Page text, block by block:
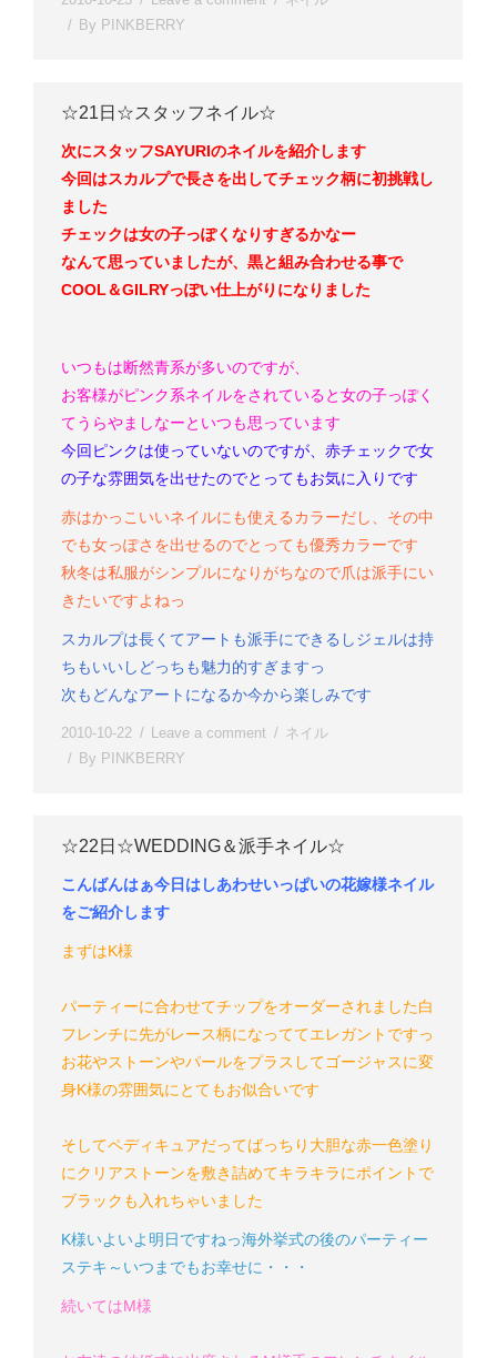
By PINKBERRY
☆21日☆スタッフネイル☆
次にスタッフSAYURIのネイルを紹介します
今回はスカルプで長さを出してチェック柄に初挑戦し
ました
チェックは女の子っぽくなりすぎるかなー
なんて思っていましたが、黒と組み合わせる事で
COOL＆GILRYっぽい仕上がりになりました
いつもは断然青系が多いのですが、
お客様がピンク系ネイルをされていると女の子っぽく
てうらやましなーといつも思っています
今回ピンクは使っていないのですが、赤チェックで女
の子な雰囲気を出せたのでとってもお気に入りです
赤はかっこいいネイルにも使えるカラーだし、その中
でも女っぽさを出せるのでとっても優秀カラーです
秋冬は私服がシンプルになりがちなので爪は派手にい
きたいですよねっ
スカルプは長くてアートも派手にできるしジェルは持
ちもいいし どっちも魅力的すぎますっ
次もどんなアートになるか今から楽しみです
2010-10-22 Leave a comment
ネイル
By PINKBERRY
☆22日☆WEDDING＆派手ネイル☆
こんばんはぁ今日はしあわせいっぱいの花嫁様ネイル
をご紹介します
まずはK様
パーティーに合わせてチップをオーダーされました白
フレンチに先がレース柄になっててエレガントですっ
お花やストーンやパールをプラスしてゴージャスに変
身K様の雰囲気にとてもお似合いです
そしてペディキュアだってばっちり 大胆な赤一色塗り
にクリアストーンを敷き詰めてキラキラにポイントで
ブラックも入れちゃいました
K様いよいよ明日ですねっ海外挙式の後のパーティー
ステキ～ いつまでもお幸せに・・・
続いてはM様